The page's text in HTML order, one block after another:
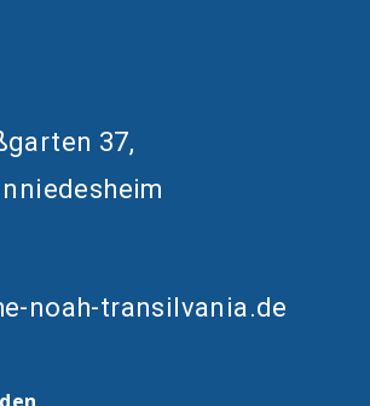
37,
noah-transilvania.de